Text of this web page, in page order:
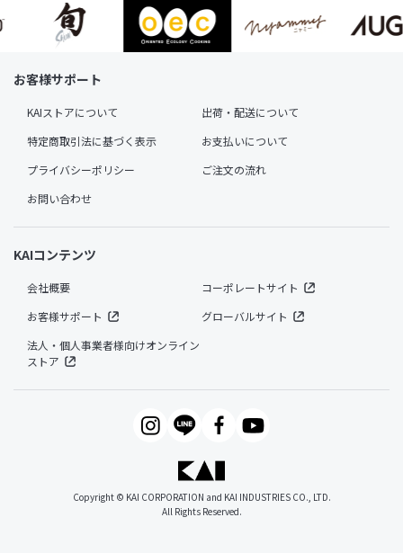
お客様サポート
KAIストアについて
出荷・配送について
特定商取引法に基づく表示
お支払いについて
プライバシーポリシー
ご注文の流れ
お問い合わせ
KAIコンテンツ
会社概要
コーポレートサイト
お客様サポート
グローバルサイト
法人・個人事業者様向けオンライン
ストア
Copyright © KAI CORPORATION and KAI INDUSTRIES CO., LTD.
All Rights Reserved.